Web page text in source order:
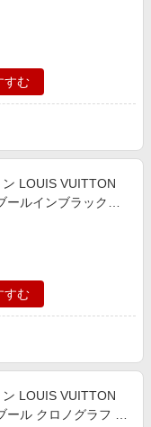
すむ
LOUIS VUITTON
ールインブラック
すむ
LOUIS VUITTON
ル クロノグラフ デ